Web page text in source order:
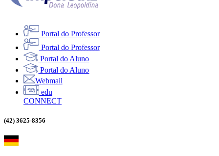
Portal do Professor
Portal do Professor
Portal do Aluno
Portal do Aluno
Webmail
edu
CONNECT
(42) 3625-8356